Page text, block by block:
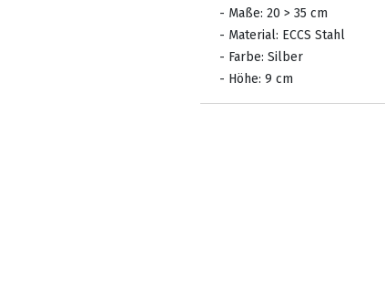
- Maße: 20 > 35 cm
- Material: ECCS Stahl
- Farbe: Silber
- Höhe: 9 cm